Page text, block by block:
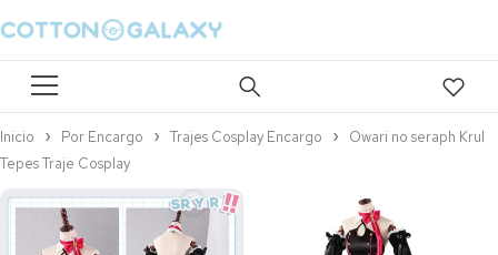
Inicio Por Encargo Trajes Cosplay Encargo
Owari no seraph Krul
Tepes Traje Cosplay